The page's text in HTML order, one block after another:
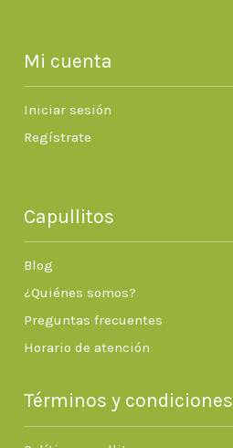
Mi cuenta
Iniciar sesión
Regístrate
Capullitos
Blog
¿Quiénes somos?
Preguntas frecuentes
Horario de atención
Términos y condiciones